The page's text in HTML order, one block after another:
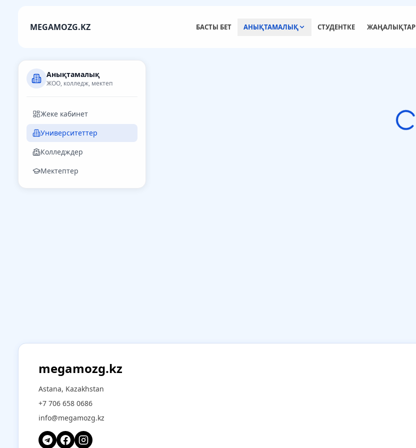
MEGAMOZG.KZ БАСТЫ БЕТ АНЫҚТАМАЛЫҚ СТУДЕНТКЕ ЖАҢАЛЫҚТАР
Анықтамалық
ЖОО, колледж, мектеп
Жеке кабинет
Университеттер
Колледждер
Мектептер
megamozg.kz
Astana, Kazakhstan
+7 706 658 0686
info@megamozg.kz